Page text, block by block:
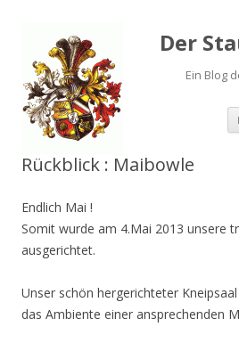
Der
Ein Blog
Springe zum
Rückblick : Maibowle
Endlich Mai !
Somit wurde am 4.Mai 2013 unsere
ausgerichtet.
Unser schön hergerichteter
das Ambiente einer ansprechenden